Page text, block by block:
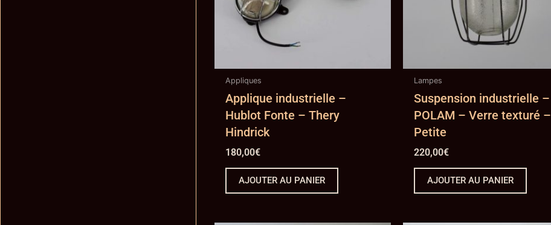
Appliques
Applique industrielle –
Hublot Fonte – Thery
Hindrick
180,00€
AJOUTER AU PANIER
Lampes
Suspension industrielle –
POLAM – Verre texturé –
Petite
220,00€
AJOUTER AU PANIER